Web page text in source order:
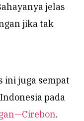
jelas
jika tak
ini juga sempat
pada
.